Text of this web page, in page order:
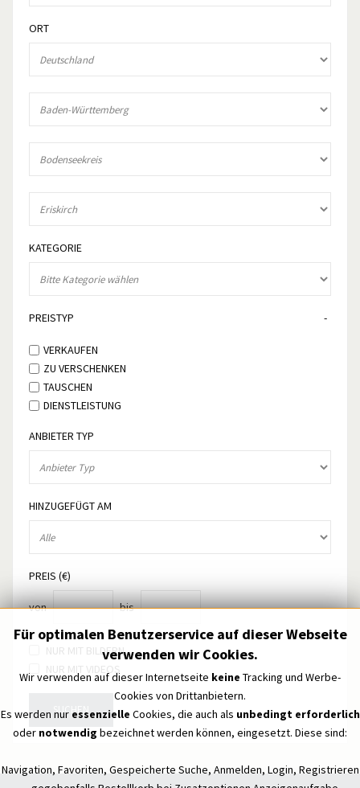
ORT
KATEGORIE
PREISTYP
VERKAUFEN
ZU VERSCHENKEN
TAUSCHEN
DIENSTLEISTUNG
ANBIETER TYP
HINZUGEFÜGT AM
PREIS (€)
von bis
NUR MIT BILDERN
NUR MIT VIDEOS
SUCHEN
Für optimalen Benutzerservice auf dieser Webseite
verwenden wir Cookies.
Wir verwenden auf dieser Internetseite keine Tracking und Werbe-
Cookies von Drittanbietern.
Es werden nur essenzielle Cookies, die auch als unbedingt erforderlich
oder notwendig bezeichnet werden können, eingesetzt. Diese sind:
Navigation, Favoriten, Gespeicherte Suche, Anmelden, Login, Registrieren